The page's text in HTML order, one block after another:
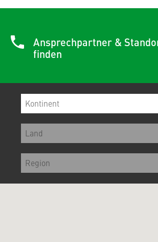
Ansprechpartner &
finden